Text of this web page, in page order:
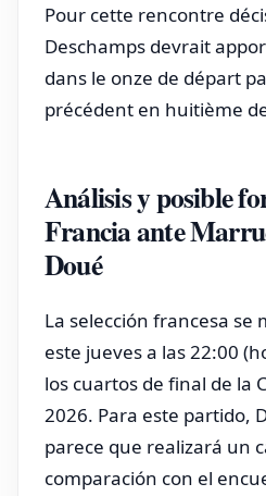
Pour cette rencontre
Deschamps devrait
dans le onze de départ
précédent en huitième
Análisis y posible
Francia ante
Doué
La selección francesa se
este jueves a las 22:00
los cuartos de final de la
2026. Para este partido,
parece que realizará un
comparación con el